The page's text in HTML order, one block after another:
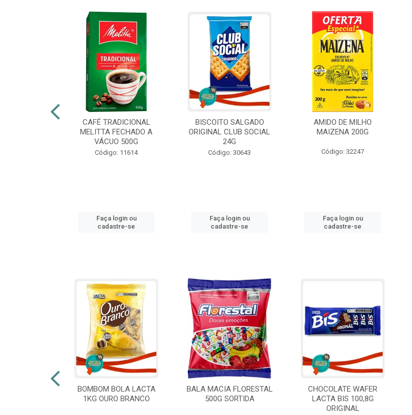
CAFÉ TRADICIONAL
MELITTA FECHADO A
VÁCUO 500G
Código: 11614
Faça login ou
cadastre-se
BISCOITO SALGADO
ORIGINAL CLUB SOCIAL
24G
Código: 30643
Faça login ou
cadastre-se
AMIDO DE MILHO
MAIZENA 200G
Código: 32247
Faça login ou
cadastre-se
BOMBOM BOLA LACTA
1KG OURO BRANCO
BALA MACIA FLORESTAL
500G SORTIDA
CHOCOLATE WAFER
LACTA BIS 100,8G
ORIGINAL